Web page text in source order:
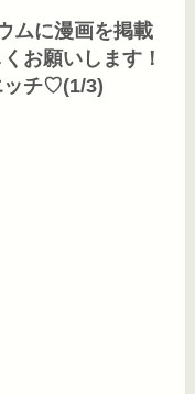
ムに漫画を掲載
お願いします！
ッチ♡(1/3)